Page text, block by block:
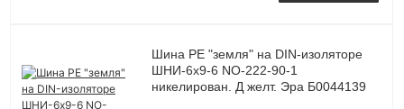
Шина PE "земля" на DIN-изоляторе
ШНИ-6х9-6 NO-222-90-1
никелирован. Д желт. Эра Б0044139